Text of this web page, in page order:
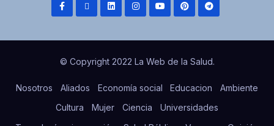
© Copyright 2022 La Web de la Salud.
Nosotros Aliados Economía social Educacion
Ambiente
Cultura
Mujer Ciencia
Universidades